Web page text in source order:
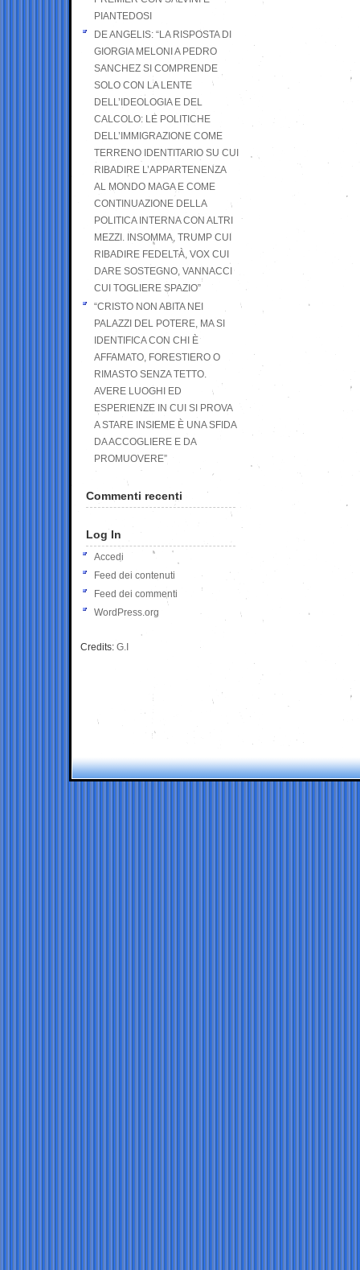
PIANTEDOSI
DE ANGELIS: “LA RISPOSTA DI
GIORGIA MELONI A PEDRO
SANCHEZ SI COMPRENDE
SOLO CON LA LENTE
DELL’IDEOLOGIA E DEL
CALCOLO: LE POLITICHE
DELL’IMMIGRAZIONE COME
TERRENO IDENTITARIO SU CUI
RIBADIRE L’APPARTENENZA
AL MONDO MAGA E COME
CONTINUAZIONE DELLA
POLITICA INTERNA CON ALTRI
MEZZI. INSOMMA, TRUMP CUI
RIBADIRE FEDELTÀ, VOX CUI
DARE SOSTEGNO, VANNACCI
CUI TOGLIERE SPAZIO”
“CRISTO NON ABITA NEI
PALAZZI DEL POTERE, MA SI
IDENTIFICA CON CHI È
AFFAMATO, FORESTIERO O
RIMASTO SENZA TETTO.
AVERE LUOGHI ED
ESPERIENZE IN CUI SI PROVA
A STARE INSIEME È UNA SFIDA
DA ACCOGLIERE E DA
PROMUOVERE”
Commenti recenti
Log In
Accedi
Feed dei contenuti
Feed dei commenti
WordPress.org
Credits: G.I